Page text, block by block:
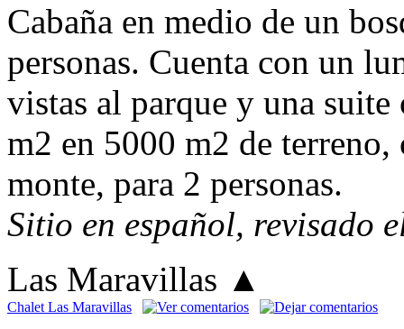
Cabaña en medio de un
personas. Cuenta con un
vistas al parque y una
m2 en 5000 m2 de
monte, para 2 personas.
Sitio en español, revisado
Las Maravillas ▲
Chalet Las Maravillas